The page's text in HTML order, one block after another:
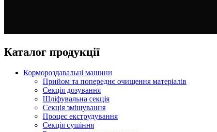
Каталог продукції
Кормороздавальні машини
Прийом та попереднє очищення матеріалів
Секція дозування
Шліфувальна секція
Секція змішування
Процес екструдування
Секція сушіння